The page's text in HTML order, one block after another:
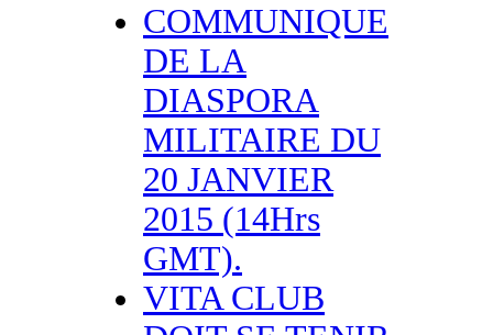
COMMUNIQUE
DE LA
DIASPORA
MILITAIRE DU
20 JANVIER
2015 (14Hrs
GMT).
VITA CLUB